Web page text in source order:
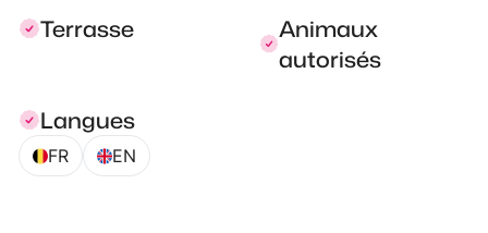
Terrasse
Animaux
autorisés
Langues
FR EN